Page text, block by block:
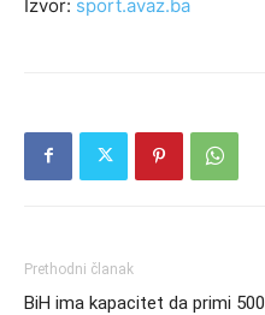
Izvor: sport.avaz.ba
Prethodni članak
BiH ima kapacitet da primi 500